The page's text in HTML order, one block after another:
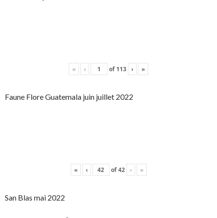
« ‹ of 113 › »
Faune Flore Guatemala juin juillet 2022
« ‹ of42 › »
San Blas mai 2022